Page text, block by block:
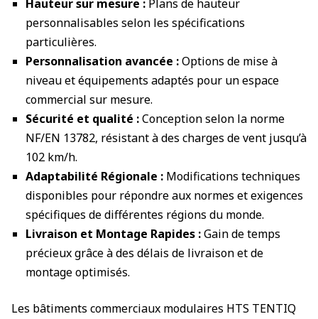
Hauteur sur mesure : Plans de hauteur
personnalisables selon les spécifications
particulières.
Personnalisation avancée :Options de mise à
niveau et équipements adaptés pour un espace
commercial sur mesure.
Sécurité et qualité :Conception selon la norme
NF/EN 13782, résistant à des charges de vent jusqu’à
102 km/h.
Adaptabilité Régionale : Modifications techniques
disponibles pour répondre aux normes et exigences
spécifiques de différentes régions du monde.
Livraison et Montage Rapides :Gain de temps
précieux grâce à des délais de livraison et de
montage optimisés.
Les bâtiments commerciaux modulaires HTS TENTIQ